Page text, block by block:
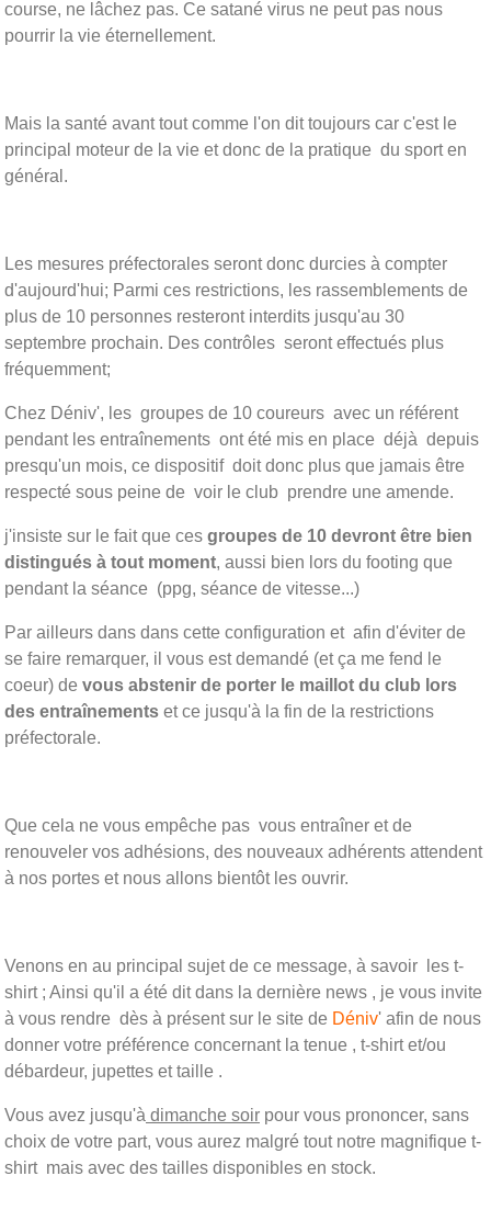
course, ne lâchez pas. Ce satané virus ne peut pas nous
pourrir la vie éternellement.
Mais la santé avant tout comme l'on dit toujours car c'est le
principal moteur de la vie et donc de la pratique du sport en
général.
Les mesures préfectorales seront donc durcies à compter
d'aujourd'hui; Parmi ces restrictions, les rassemblements de
plus de 10 personnes resteront interdits jusqu'au 30
septembre prochain. Des contrôles seront effectués plus
fréquemment;
Chez Déniv', les groupes de 10 coureurs avec un référent
pendant les entraînements ont été mis en place déjà depuis
presqu'un mois, ce dispositif doit donc plus que jamais être
respecté sous peine de voir le club prendre une amende.
j'insiste sur le fait que ces groupes de 10 devront être bien
distingués à tout moment, aussi bien lors du footing que
pendant la séance (ppg, séance de vitesse...)
Par ailleurs dans dans cette configuration et afin d'éviter de
se faire remarquer, il vous est demandé (et ça me fend le
coeur) de vous abstenir de porter le maillot du club lors
des entraînements et ce jusqu'à la fin de la restrictions
préfectorale.
Que cela ne vous empêche pas vous entraîner et de
renouveler vos adhésions, des nouveaux adhérents attendent
à nos portes et nous allons bientôt les ouvrir.
Venons en au principal sujet de ce message, à savoir les t-
shirt ; Ainsi qu'il a été dit dans la dernière news , je vous invite
à vous rendre dès à présent sur le site de Déniv' afin de nous
donner votre préférence concernant la tenue , t-shirt et/ou
débardeur, jupettes et taille .
Vous avez jusqu'à dimanche soir pour vous prononcer, sans
choix de votre part, vous aurez malgré tout notre magnifique t-
shirt mais avec des tailles disponibles en stock.